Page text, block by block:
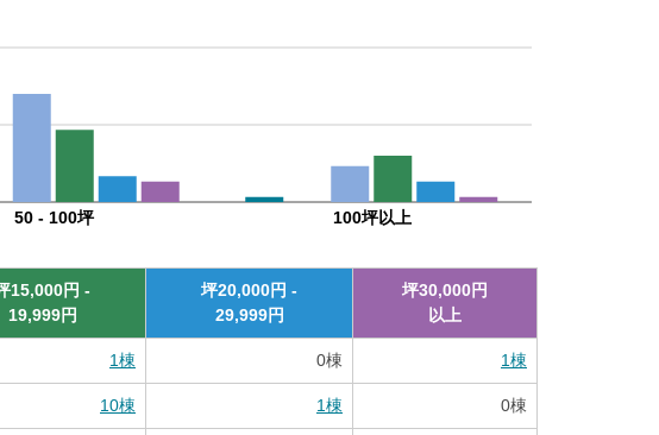
50 - 100坪 100坪以上
15,000円 -
19,999円
坪20,000円 -
29,999円
坪30,000円
以上
1棟 0棟 1棟
10棟 1棟 0棟